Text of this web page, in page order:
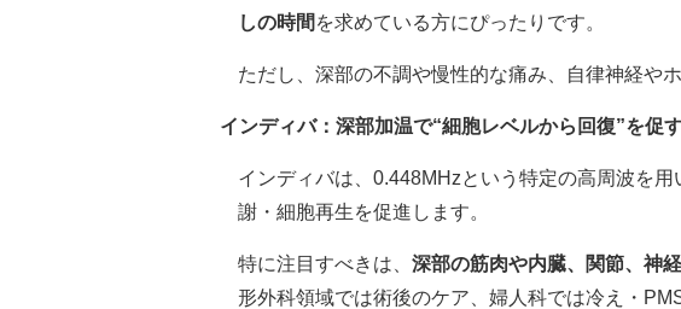
しの時間 を求めている方にぴったりです。
ただし、深部の不調や慢性的な痛み、自律神経や
インディバ：深部加温で“細胞レベルから回復”を促
インディバは、0.448MHzという特定の高周波を用
謝・細胞再生を促進します。
特に注目すべきは、 深部の筋肉や内臓、関節、神
形外科領域では術後のケア、婦人科では冷え・